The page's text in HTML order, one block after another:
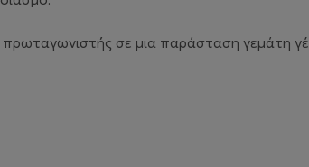
πρωταγωνιστής σε μια παράσταση γεμάτη